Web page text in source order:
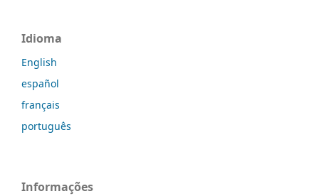
Idioma
English
español
français
português
Informações